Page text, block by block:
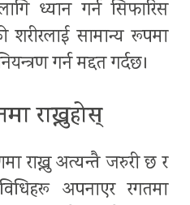
ध्यान गर्न सिफारिस
सामान्य रूपमा
गर्न मद्दत गर्दछ।
राख्नुहोस्
राख्नु अत्यन्तै जरुरी छ र
अपनाएर रगतमा